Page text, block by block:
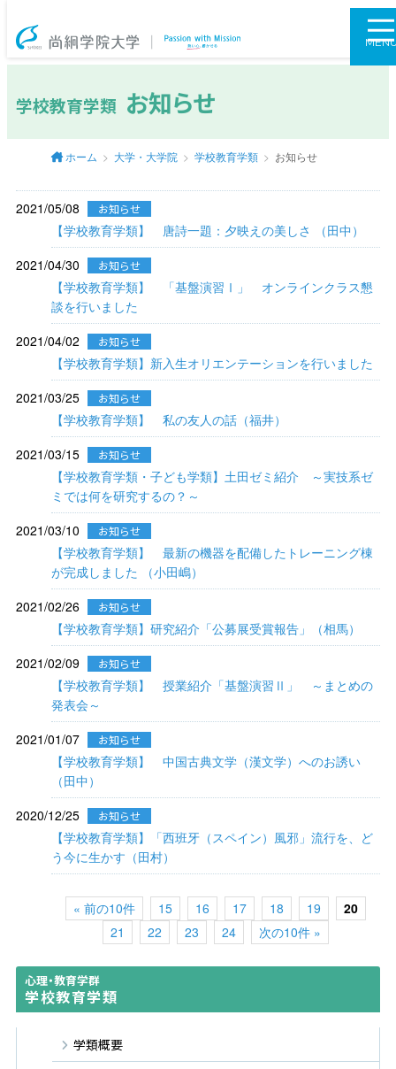
尚絅学院大学
学校教育学類 お知らせ
ホーム 大学・大学院 学校教育学類 お知らせ
2021/05/08 お知らせ
【学校教育学類】 唐詩一題：夕映えの美しさ （田中）
2021/04/30
お知らせ
【学校教育学類】 「基盤演習Ⅰ」 オンラインクラス懇
談を行いました
2021/04/02
お知らせ
【学校教育学類】新入生オリエンテーションを行いました
2021/03/25
お知らせ
【学校教育学類】 私の友人の話（福井）
2021/03/15
お知らせ
【学校教育学類・子ども学類】土田ゼミ紹介 ～実技系ゼ
ミでは何を研究するの？～
2021/03/10
お知らせ
【学校教育学類】 最新の機器を配備したトレーニング棟
が完成しました （小田嶋）
2021/02/26
お知らせ
【学校教育学類】研究紹介「公募展受賞報告」（相馬）
2021/02/09
お知らせ
【学校教育学類】 授業紹介「基盤演習Ⅱ」 ～まとめの
発表会～
2021/01/07
お知らせ
【学校教育学類】 中国古典文学（漢文学）へのお誘い
（田中）
2020/12/25
お知らせ
【学校教育学類】「西班牙（スペイン）風邪」流行を、ど
う今に生かす（田村）
« 前の10件 15 16 17 18 19
20
21
22 23 24 次の10件 »
心理・教育学群
学校教育学類
学類概要